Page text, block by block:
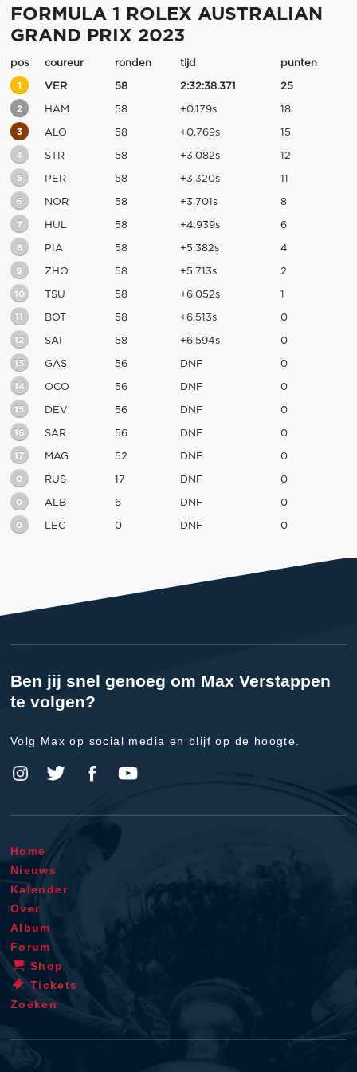
FORMULA 1 ROLEX AUSTRALIAN
GRAND PRIX 2023
pos coureur ronden tijd punten
1 VER 58 2:32:38.371 25
2 HAM 58 +0.179s 18
3 ALO 58 +0.769s 15
4 STR 58 +3.082s 12
5 PER 58 +3.320s 11
6 NOR 58 +3.701s 8
7 HUL 58 +4.939s 6
8 PIA 58 +5.382s 4
9 ZHO 58 +5.713s 2
10 TSU 58 +6.052s 1
11 BOT 58 +6.513s 0
12 SAI 58 +6.594s 0
13 GAS 56 DNF 0
14 OCO 56 DNF 0
15 DEV 56 DNF 0
16 SAR 56 DNF 0
17 MAG 52 DNF 0
0 RUS 17 DNF 0
0 ALB 6 DNF 0
0 LEC 0 DNF 0
Ben jij snel genoeg om Max Verstappen
te volgen?
Volg Max op social media en blijf op de hoogte.
Home
Nieuws
Kalender
Over
Album
Forum
Shop
Tickets
Zoeken